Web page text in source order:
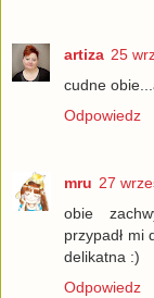
artiza 25
cudne
Odpowiedz
mru 27
obie
przypadł mi
delikatna :)
Odpowiedz